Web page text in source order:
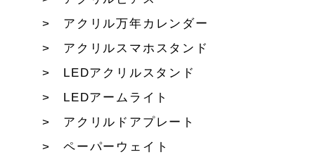
アクリル万年カレンダー
アクリルスマホスタンド
LEDアクリルスタンド
LEDアームライト
アクリルドアプレート
ペーパーウェイト